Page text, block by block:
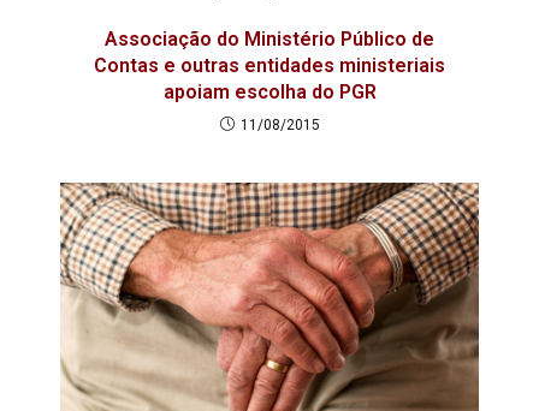
Associação do Ministério Público de
Contas e outras entidades ministeriais
apoiam escolha do PGR
11/08/2015